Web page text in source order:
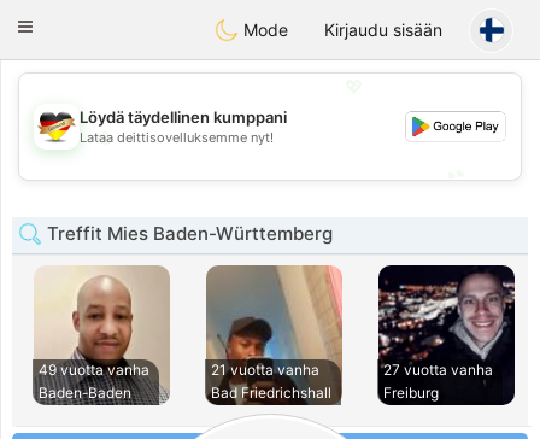
Deutsch Dating
Toggle
Mode Kirjaudu sisään
💖
💕
Löydä täydellinen kumppani
Lataa deittisovelluksemme nyt!
Treffit Mies Baden-Württemberg
49 vuotta vanha
Baden-Baden
21 vuotta vanha
Bad Friedrichshall
27 vuotta vanha
Freiburg